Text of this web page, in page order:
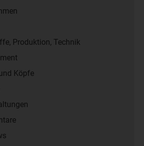
Produktion, Technik
Köpfe